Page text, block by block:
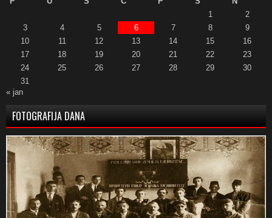
1
2
3
4 5 6 7 8
9
10
11 12 13 14 15
16
17
18 19 20 21 22
23
24
25 26 27 28 29
30
31
« jan
FOTOGRAFIJA DANA